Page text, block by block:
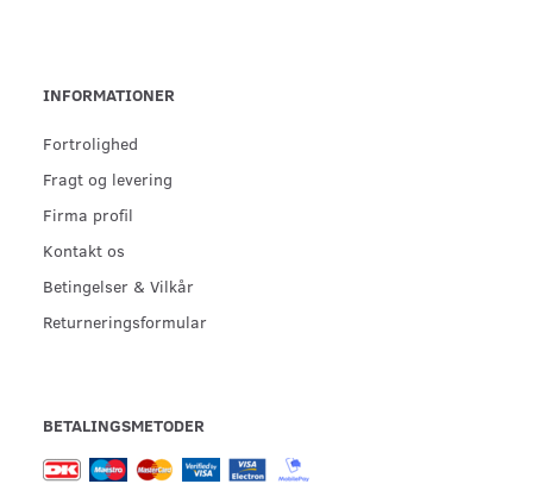
INFORMATIONER
Fortrolighed
Fragt og levering
Firma profil
Kontakt os
Betingelser & Vilkår
Returneringsformular
BETALINGSMETODER